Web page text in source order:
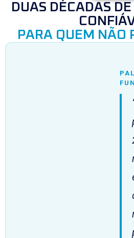
DUAS DÉCADAS
PARA QUEM NÃO